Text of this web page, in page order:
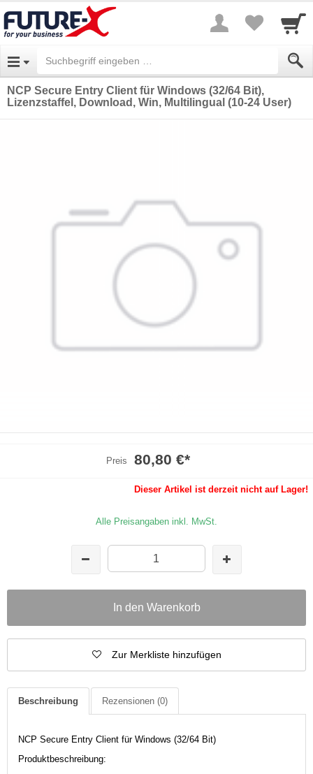
NCP Secure Entry Client für Windows (32/64 Bit),
Lizenzstaffel, Download, Win, Multilingual (10-24 User)
Preis 80,80 €*
Dieser Artikel ist derzeit nicht auf Lager!
Alle Preisangaben inkl. MwSt.
In den Warenkorb
Zur Merkliste hinzufügen
Beschreibung Rezensionen (0)
NCP Secure Entry Client für Windows (32/64 Bit)
Produktbeschreibung: